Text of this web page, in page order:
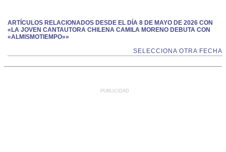
ARTÍCULOS RELACIONADOS DESDE EL DÍA 8 DE MAYO DE 2026 CON
«LA JOVEN CANTAUTORA CHILENA CAMILA MORENO DEBUTA CON
«ALMISMOTIEMPO»»
SELECCIONA OTRA FECHA
PUBLICIDAD